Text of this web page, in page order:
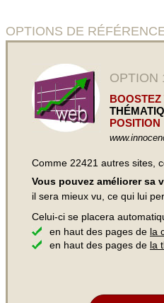
OPTIONS DE
OPTION
POSITION
Comme 22421 autres sites,
Vous pouvez améliorer sa
il sera mieux vu, ce qui lui
Celui-ci se placera
en haut des pages de la
en haut des pages de la